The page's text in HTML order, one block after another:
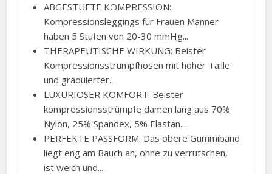
ABGESTUFTE KOMPRESSION:
Kompressionsleggings für Frauen Männer
haben 5 Stufen von 20-30 mmHg...
THERAPEUTISCHE WIRKUNG: Beister
Kompressionsstrumpfhosen mit hoher Taille
und graduierter...
LUXURIOSER KOMFORT: Beister
kompressionsstrümpfe damen lang aus 70%
Nylon, 25% Spandex, 5% Elastan...
PERFEKTE PASSFORM: Das obere Gummiband
liegt eng am Bauch an, ohne zu verrutschen,
ist weich und...